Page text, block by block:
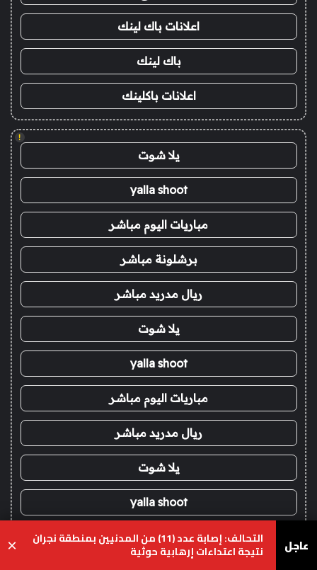
اعلانات باك لينك
باك لينك
اعلانات باكلينك
!
يلا شوت
yalla shoot
مباريات اليوم مباشر
برشلونة مباشر
ريال مدريد مباشر
يلا شوت
yalla shoot
مباريات اليوم مباشر
ريال مدريد مباشر
يلا شوت
yalla shoot
مباريات اليوم مباشر عاجل التحالف: إصابة عدد (11) من المدنيين بمنطقة نجران
نتيجة اعتداءات إرهابية حوثية ×